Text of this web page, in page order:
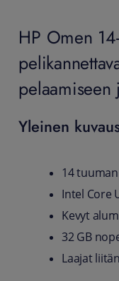
HP Omen
pelaamiseen
Yleinen
14 tuuman
Intel Core
Kevyt
32 GB
Laajat